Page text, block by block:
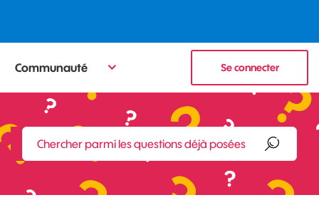
Communauté Se connecter